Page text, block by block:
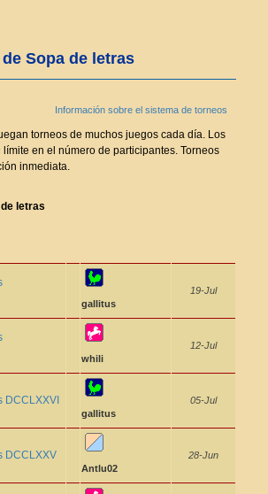
Sopa de letras
Información sobre el sistema de torneos
torneos de muchos juegos cada día. Los
en el número de participantes. Torneos
inmediata.
letras
gallitus
19-Jul
whili
12-Jul
DCCLXXVI
gallitus
05-Jul
DCCLXXV
Antlu02
28-Jun